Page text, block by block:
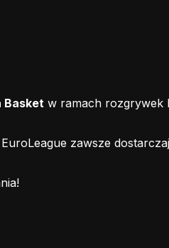
Basket w ramach rozgrywek
zawsze